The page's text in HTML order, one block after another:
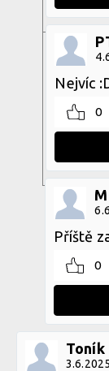
Nejvíc
0
M
Příště
0
Toník